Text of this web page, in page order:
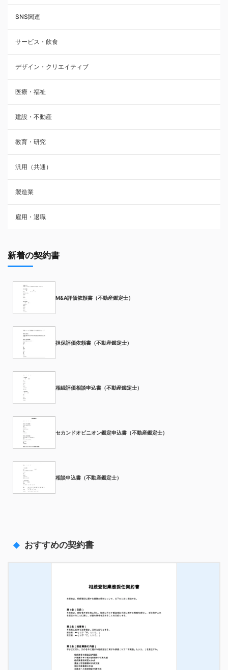
SNS関連
サービス・飲食
デザイン・クリエイティブ
医療・福祉
建設・不動産
教育・研究
汎用（共通）
製造業
雇用・退職
新着の契約書
M&A評価依頼書（不動産鑑定士）
担保評価依頼書（不動産鑑定士）
相続評価相談申込書（不動産鑑定士）
セカンドオピニオン鑑定申込書（不動産鑑定士）
相談申込書（不動産鑑定士）
おすすめの契約書